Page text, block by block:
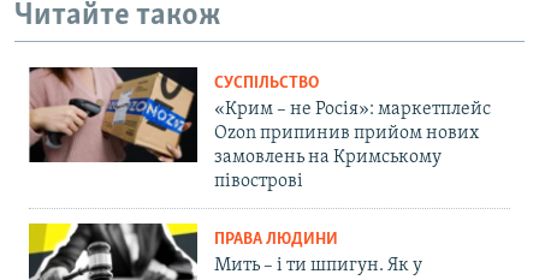
Читайте також
СУСПІЛЬСТВО
«Крим – не Росія»: маркетплейс
Ozon припинив прийом нових
замовлень на Кримському
півострові
ПРАВА ЛЮДИНИ
Мить – і ти шпигун. Як у